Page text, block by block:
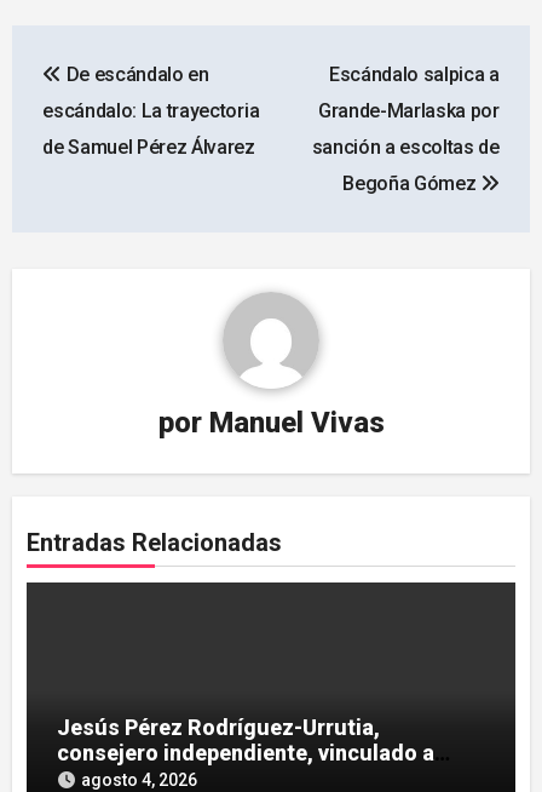
de
entradas
De escándalo en
escándalo: La trayectoria
de Samuel Pérez Álvarez
Escándalo salpica a
Grande-Marlaska por
sanción a escoltas de
Begoña Gómez
por Manuel Vivas
Entradas Relacionadas
Jesús Pérez Rodríguez-Urrutia,
consejero independiente, vinculado a
maniobras en el rescate de Tubos
agosto 4, 2026